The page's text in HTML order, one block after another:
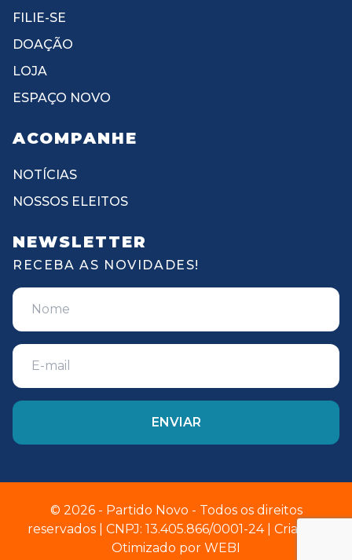
FILIE-SE
DOAÇÃO
LOJA
ESPAÇO NOVO
ACOMPANHE
NOTÍCIAS
NOSSOS ELEITOS
NEWSLETTER
RECEBA AS NOVIDADES!
© 2026 - Partido Novo - Todos os direitos
reservados | CNPJ: 13.405.866/0001-24 | Criado e
Otimizado por WEBI